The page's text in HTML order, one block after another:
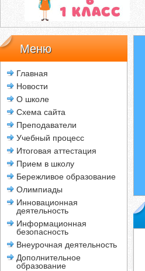
Меню
Главная
Новости
О школе
Схема сайта
Преподаватели
Учебный процесс
Итоговая аттестация
Прием в школу
Бережливое образование
Олимпиады
Инновационная
деятельность
Информационная
безопасность
Внеурочная деятельность
Дополнительное
образование